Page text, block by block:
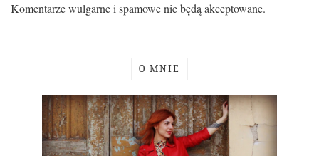
Komentarze wulgarne i spamowe nie będą akceptowane.
O MNIE